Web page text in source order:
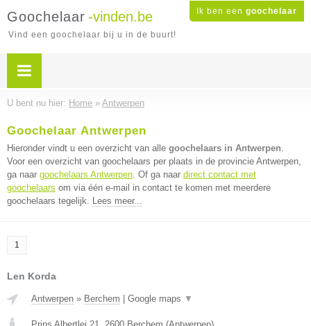
Ik ben een goochelaar
Goochelaar -vinden.be
Vind een goochelaar bij u in de buurt!
U bent nu hier: Home » Antwerpen
Goochelaar Antwerpen
Hieronder vindt u een overzicht van alle goochelaars in Antwerpen.
Voor een overzicht van goochelaars per plaats in de provincie Antwerpen,
ga naar goochelaars Antwerpen. Of ga naar direct contact met
goochelaars om via één e-mail in contact te komen met meerdere
goochelaars tegelijk. Lees meer...
1
Len Korda
Antwerpen » Berchem Google maps ▼